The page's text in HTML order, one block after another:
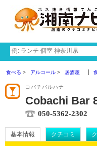
食べる アルコール 居酒屋
コバチバルハナ
Cobachi Bar
050-5362-2302
基本情報 クチコミ